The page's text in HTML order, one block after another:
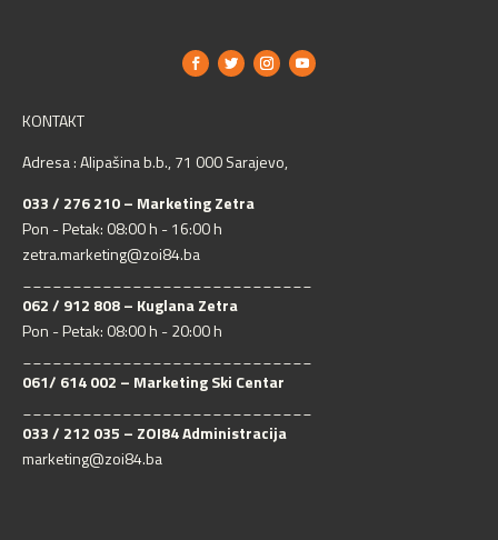
KONTAKT
Adresa : Alipašina b.b., 71 000 Sarajevo,
033 / 276 210 – Marketing Zetra
Pon - Petak: 08:00 h - 16:00 h
zetra.marketing@zoi84.ba
062 / 912 808 – Kuglana Zetra
Pon - Petak: 08:00 h - 20:00 h
061/ 614 002 – Marketing Ski Centar
033 / 212 035 – ZOI84 Administracija
marketing@zoi84.ba